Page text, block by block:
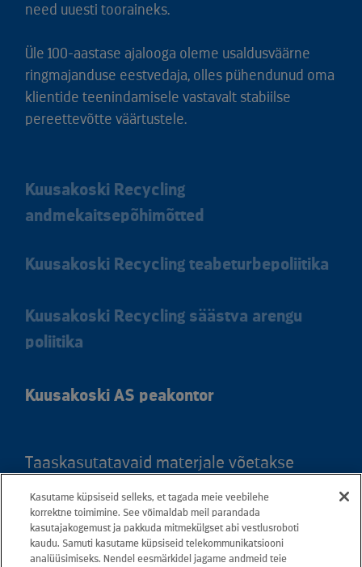
need uuesti tooraineks.
Üle 100-aastase ajalooga oleme usaldusväärne
ringmajanduse eestvedaja, olles pühendunud oma
klientide teenindamisele vastavalt stabiilse
pereettevõtte väärtustele.
Kuusakoski Recycling
andmekaitsepõhimõtted
Kuusakoski Recycling teabeturbepoliitika
Kuusakoski Recycling säästva arengu
poliitika
Kuusakoski AS peakontor
Taaskasutatavaid materjale võetakse
Kaardil klõpsates leiate kõigi maakondade
teeninduspunktid ja teejuhised.
Kasutame küpsiseid selleks, et tagada meie veebilehe
korrektne toimimine. See võimaldab meil parandada
kasutajakogemust ja pakkuda mitmekülgset abi vestlusroboti
kaudu. Samuti kasutame küpsiseid telekommunikatsiooni
analüüsimiseks. Nendel eesmärkidel jagame andmeid teie